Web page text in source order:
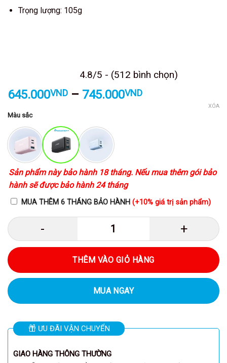
Trọng lượng: 105g
4.8/5 - (512 bình chọn)
645.000VND – 745.000VNDKhoảng
Màu sắc
XÓA
Sản phẩm này bảo hành 18 tháng. Nếu mua thêm gói bảo
hành sẽ được bảo hành 24 tháng
MUA THÊM 6 THÁNG BẢO HÀNH (+10% giá trị sản phẩm)
Anker A2332 - Củ sạc nhanh
THÊM VÀO GIỎ HÀNG
MUA NGAY
ƯU ĐÃI VẬN CHUYỂN
GIAO HÀNG THÔNG THƯỜNG